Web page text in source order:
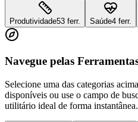
Produtividade53 ferr. Saúde4 ferr.
Navegue pelas
Selecione uma das categorias
disponíveis ou use o campo de
utilitário ideal de forma instantânea.